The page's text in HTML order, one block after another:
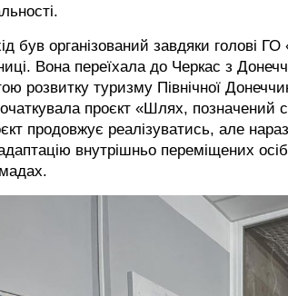
був організований завдяки голові
Вона переїхала до Черкас з
розвитку туризму Північної
проєкт «Шлях, позначений
продовжує реалізуватись, але
внутрішньо переміщених